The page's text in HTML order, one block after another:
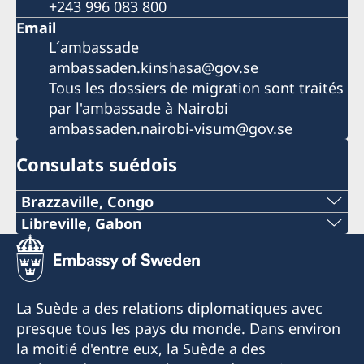
+243 996 083 800
Email
L´ambassade
ambassaden.kinshasa@gov.se
Tous les dossiers de migration sont traités
par l'ambassade à Nairobi
ambassaden.nairobi-visum@gov.se
Consulats suédois
Brazzaville, Congo
Veuillez contacter
ambassaden.kinshasa@gov.se
Libreville, Gabon
Téléphone
+241 (0) 65498787
Courriel
swedenlbv@gmail.com
La Suède a des relations diplomatiques avec
presque tous les pays du monde. Dans environ
la moitié d'entre eux, la Suède a des